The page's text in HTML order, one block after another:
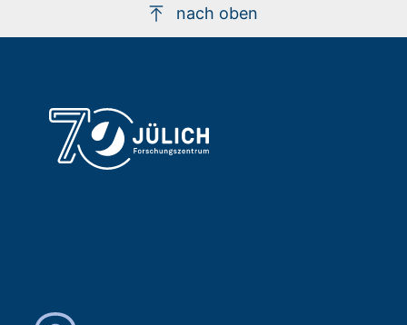
nach oben